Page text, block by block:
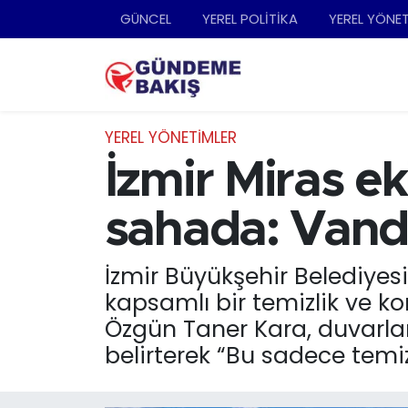
GÜNCEL YEREL POLİTİKA YEREL
YEREL YÖNETİMLER
İzmir Miras
sahada:
İzmir Büyükşehir
kapsamlı bir temizlik ve
Özgün Taner Kara,
belirterek “Bu sadece
Ankara
DÜNYA
EKONOMİ
English News
Nöbetçi Eczaneler
Trafik Durumu
Süper Lig Puan Durumu ve Fikstür
Son Dakika Haberleri
Haber Arşivi